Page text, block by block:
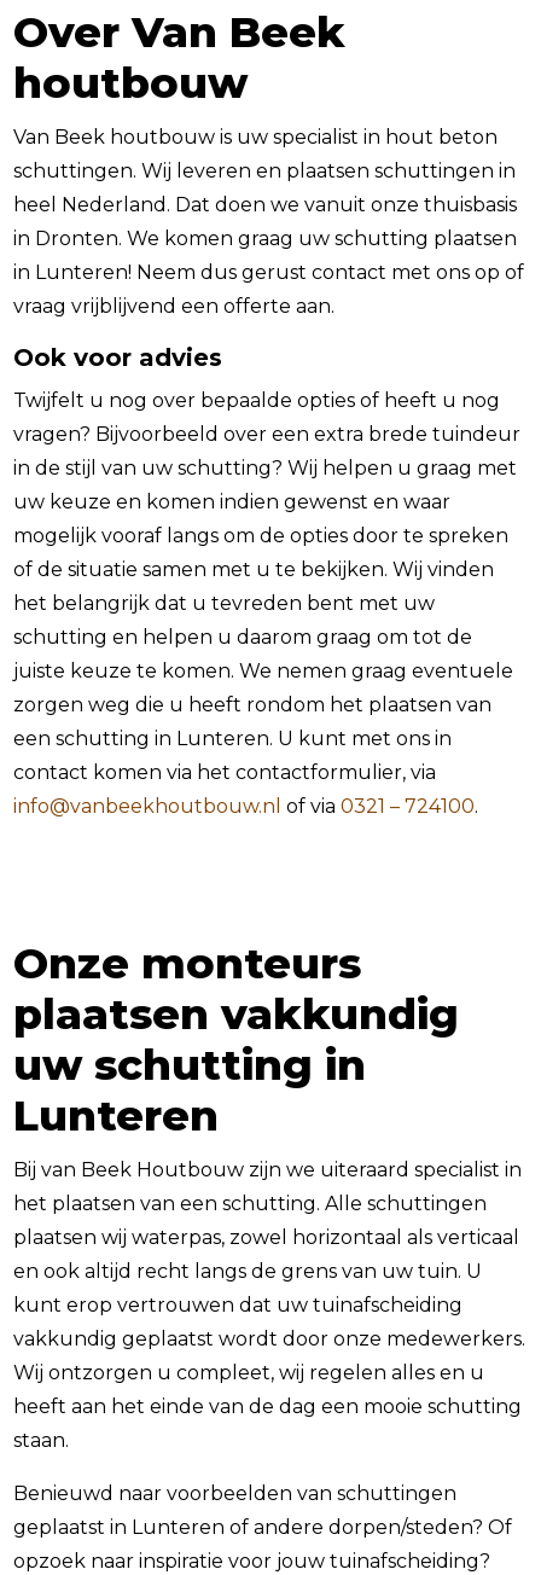
Over Van Beek
houtbouw
Van Beek houtbouw is uw specialist in hout beton
schuttingen. Wij leveren en plaatsen schuttingen in
heel Nederland. Dat doen we vanuit onze thuisbasis
in Dronten. We komen graag uw schutting plaatsen
in Lunteren! Neem dus gerust contact met ons op of
vraag vrijblijvend een offerte aan.
Ook voor advies
Twijfelt u nog over bepaalde opties of heeft u nog
vragen? Bijvoorbeeld over een extra brede tuindeur
in de stijl van uw schutting? Wij helpen u graag met
uw keuze en komen indien gewenst en waar
mogelijk vooraf langs om de opties door te spreken
of de situatie samen met u te bekijken. Wij vinden
het belangrijk dat u tevreden bent met uw
schutting en helpen u daarom graag om tot de
juiste keuze te komen. We nemen graag eventuele
zorgen weg die u heeft rondom het plaatsen van
een schutting in Lunteren. U kunt met ons in
contact komen via het contactformulier, via
info@vanbeekhoutbouw.nl of via0321 – 724100.
Onze monteurs
plaatsen vakkundig
uw schutting in
Lunteren
Bij van Beek Houtbouw zijn we uiteraard specialist in
het plaatsen van een schutting. Alle schuttingen
plaatsen wij waterpas, zowel horizontaal als verticaal
en ook altijd recht langs de grens van uw tuin. U
kunt erop vertrouwen dat uw tuinafscheiding
vakkundig geplaatst wordt door onze medewerkers.
Wij ontzorgen u compleet, wij regelen alles en u
heeft aan het einde van de dag een mooie schutting
staan.
Benieuwd naar voorbeelden van schuttingen
geplaatst in Lunteren of andere dorpen/steden? Of
opzoek naar inspiratie voor jouw tuinafscheiding?